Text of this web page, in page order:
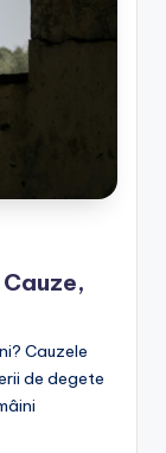
Cauzele
de degete